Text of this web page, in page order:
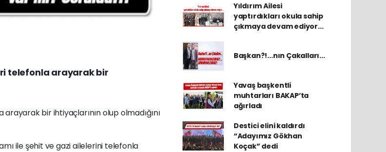
telefonla arayarak bir
bir ihtiyaçlarının olup olmadığını
ile şehit ve gazi ailelerini telefonla
Yıldırım Ailesi
yaptırdıkları okula sahip
çıkmaya devam ediyor...
Başkan?!...nın Çakalları...
Yavaş başkentli
muhtarları BAKAP’ta
ağırladı
Destici elini kaldırdı
“Adayımız Gökhan
Koçak” dedi